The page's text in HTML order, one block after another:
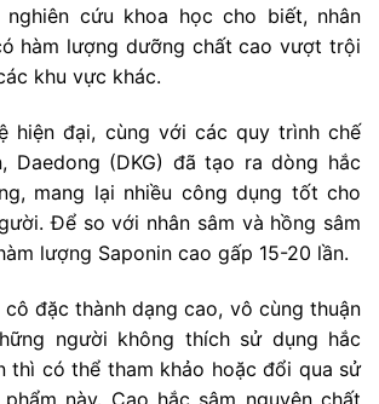
nghiên cứu khoa học cho biết, nhân
hàm lượng dưỡng chất cao vượt trội
khu vực khác.
hiện đại, cùng với các quy trình chế
Daedong (DKG) đã tạo ra dòng hắc
mang lại nhiều công dụng tốt cho
Để so với nhân sâm và hồng sâm
lượng Saponin cao gấp 15-20 lần.
cô đặc thành dạng cao, vô cùng thuận
người không thích sử dụng hắc
thì có thể tham khảo hoặc đổi qua sử
này. Cao hắc sâm nguyên chất